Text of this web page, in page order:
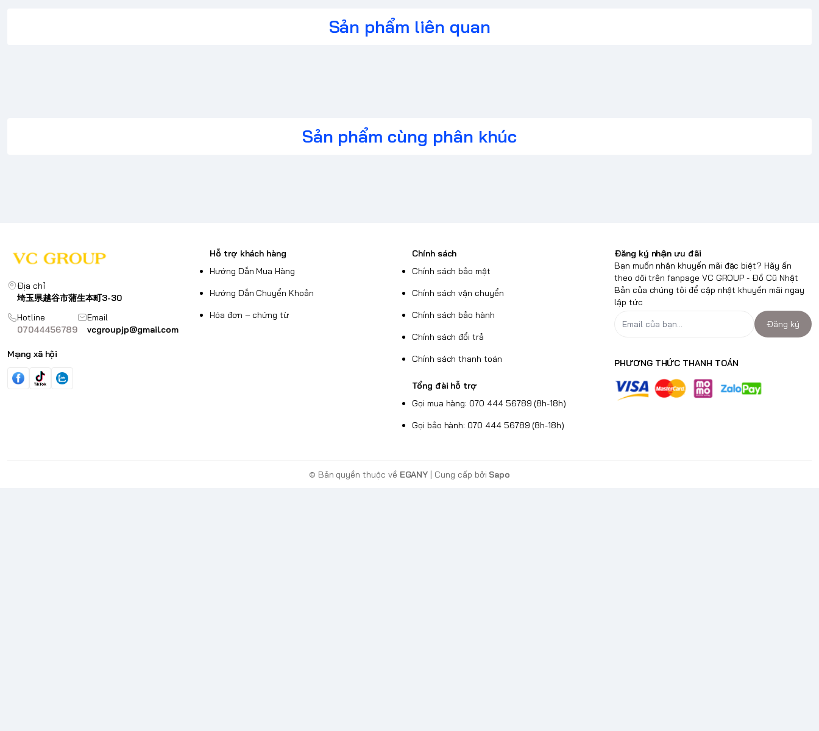
Sản phẩm liên quan
Sản phẩm cùng phân khúc
Địa chỉ
埼玉県越谷市蒲生本町3-30
Hotline
07044456789
Email
vcgroupjp@gmail.com
Mạng xã hội
Hỗ trợ khách hàng
Hướng Dẫn Mua Hàng
Hướng Dẫn Chuyển Khoản
Hóa đơn – chứng từ
Chính sách
Chính sách bảo mật
Chính sách vận chuyển
Chính sách bảo hành
Chính sách đổi trả
Chính sách thanh toán
Tổng đài hỗ trợ
Gọi mua hàng: 070 444 56789 (8h-18h)
Gọi bảo hành: 070 444 56789 (8h-18h)
Đăng ký nhận ưu đãi
Bạn muốn nhận khuyến mãi đặc biệt? Hãy ấn
theo dõi trên fanpage VC GROUP - Đồ Cũ Nhật
Bản của chúng tôi để cập nhật khuyến mãi ngay
lập tức
Đăng ký
PHƯƠNG THỨC THANH TOÁN
© Bản quyền thuộc về EGANY | Cung cấp bởi Sapo